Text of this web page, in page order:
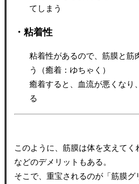
てしまう
・粘着性
粘着性があるので、筋膜と筋
う（癒着：ゆちゃく）
癒着すると、血流が悪くなり
る
このように、筋膜は体を支えてく
などのデメリットもある。
そこで、重宝されるのが「筋膜グ